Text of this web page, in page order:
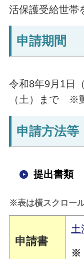
活保護受給世帯
申請期間
令和8年9月1日
（土）まで ※
申請方法等
提出書類
※表は横スクロール
申請書
土
※